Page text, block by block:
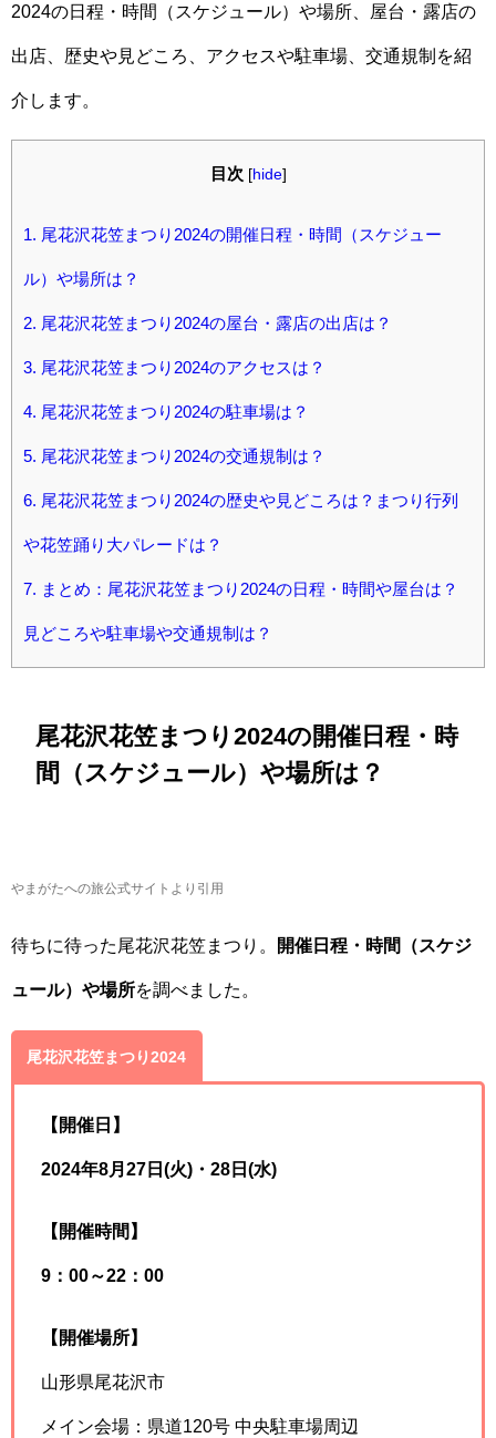
2024の日程・時間（スケジュール）や場所、屋台・露店の
出店、歴史や見どころ、アクセスや駐車場、交通規制を紹
介します。
目次 [hide]
1. 尾花沢花笠まつり2024の開催日程・時間（スケジュー
ル）や場所は？
2. 尾花沢花笠まつり2024の屋台・露店の出店は？
3. 尾花沢花笠まつり2024のアクセスは？
4. 尾花沢花笠まつり2024の駐車場は？
5. 尾花沢花笠まつり2024の交通規制は？
6. 尾花沢花笠まつり2024の歴史や見どころは？まつり行列
や花笠踊り大パレードは？
7. まとめ：尾花沢花笠まつり2024の日程・時間や屋台は？
見どころや駐車場や交通規制は？
尾花沢花笠まつり2024の開催日程・時
間（スケジュール）や場所は？
やまがたへの旅公式サイトより引用
待ちに待った尾花沢花笠まつり。 開催日程・時間（スケジ
ュール）や場所を調べました。
尾花沢花笠まつり2024
【開催日】
2024年8月27日(火)・28日(水)
【開催時間】
9：00～22：00
【開催場所】
山形県尾花沢市
メイン会場：県道120号 中央駐車場周辺